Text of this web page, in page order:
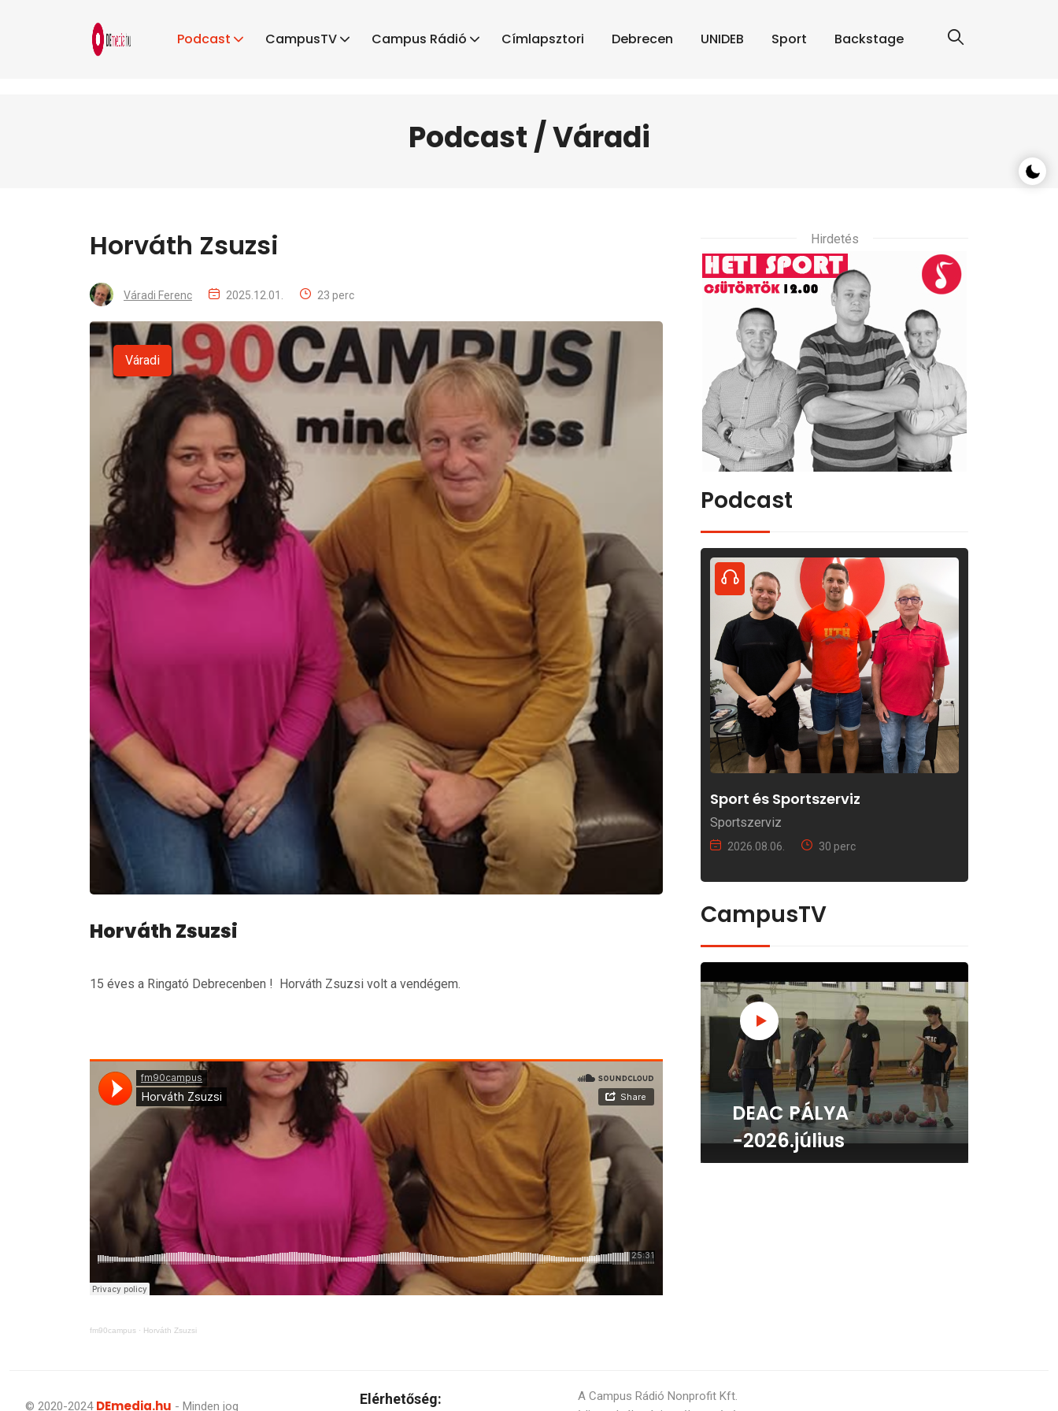
Podcast CampusTV Campus Rádió Címlapsztori Debrecen UNIDEB Sport Backstage
Podcast / Váradi
Horváth Zsuzsi
Váradi Ferenc 2025.12.01. 23 perc
Váradi
Horváth Zsuzsi
15 éves a Ringató Debrecenben ! Horváth Zsuzsi volt a vendégem.
fm90campus · Horváth Zsuzsi
Hirdetés
Podcast
Sport és Sportszerviz
Sportszerviz
2026.08.06. 30 perc
CampusTV
DEAC PÁLYA
-2026.július
© 2020-2024 DEmedia.hu - Minden jog Elérhetőség:
A Campus Rádió Nonprofit Kft.